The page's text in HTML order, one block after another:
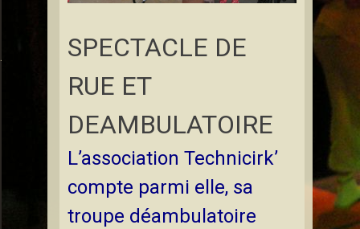
SPECTACLE DE
RUE ET
DEAMBULATOIRE
L’association Technicirk’
compte parmi elle, sa
troupe déambulatoire